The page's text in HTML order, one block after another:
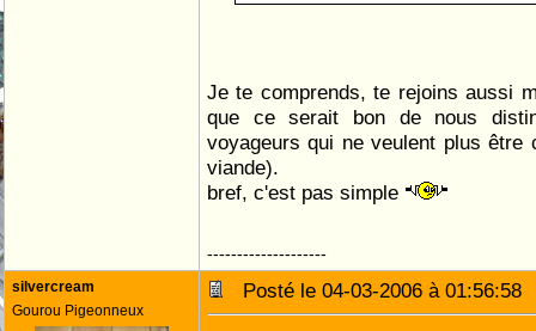
Je te comprends, te rejoins aussi
que ce serait bon de nous
voyageurs qui ne veulent plus être
viande).
bref, c'est pas simple
--------------------
silvercream
Gourou Pigeonneux
Posté le 04-03-2006 à